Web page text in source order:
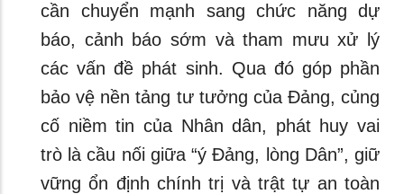
cần chuyển mạnh sang chức năng dự
báo, cảnh báo sớm và tham mưu xử lý
các vấn đề phát sinh. Qua đó góp phần
bảo vệ nền tảng tư tưởng của Đảng, củng
cố niềm tin của Nhân dân, phát huy vai
trò là cầu nối giữa “ý Đảng, lòng Dân”, giữ
vững ổn định chính trị và trật tự an toàn